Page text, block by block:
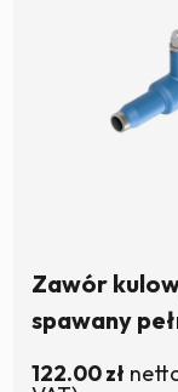
Zawór
spawany
PN40 z
122.00zł